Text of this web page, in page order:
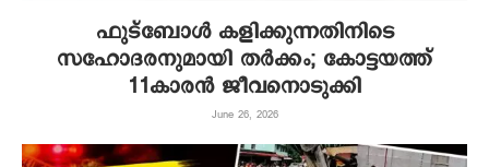
ഫുട്‌ബോള്‍ കളിക്കുന്നതിനിടെ
സഹോദരനുമായി തര്‍ക്കം; കോട്ടയത്ത്
11കാരന്‍ ജീവനൊടുക്കി
June 26, 2026